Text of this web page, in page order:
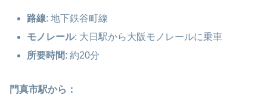
路線: 地下鉄谷町線
モノレール: 大日駅から大阪モノレールに乗車
所要時間: 約20分
門真市駅から：